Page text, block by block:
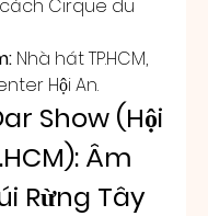
Cirque du
Nhà hát TP.HCM,
Hội An.
Show (Hội
Âm
Rừng Tây